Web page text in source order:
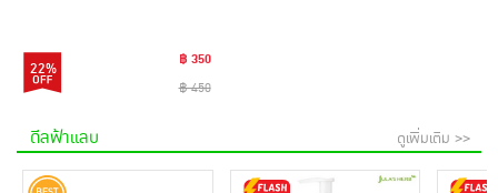
22%
฿ 350
฿ 450
ดีลฟ้าแลบ ดูเพิ่มเติม >>